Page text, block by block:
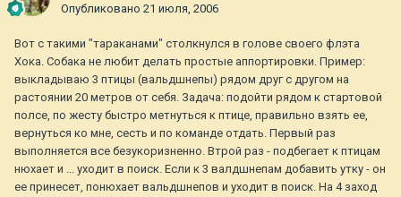
Опубликовано 21 июля, 2006
Вот с такими "тараканами" столкнулся в голове своего флэта
Хока. Собака не любит делать простые аппортировки. Пример:
выкладываю 3 птицы (вальдшнепы) рядом друг с другом на
растоянии 20 метров от себя. Задача: подойти рядом к стартовой
полсе, по жесту быстро метнуться к птице, правильно взять ее,
вернуться ко мне, сесть и по команде отдать. Первый раз
выполняется все безукоризненно. Втрой раз - подбегает к птицам
нюхает и ... уходит в поиск. Если к 3 валдшнепам добавить утку - он
ее принесет, понюхает вальдшнепов и уходит в поиск. На 4 заход